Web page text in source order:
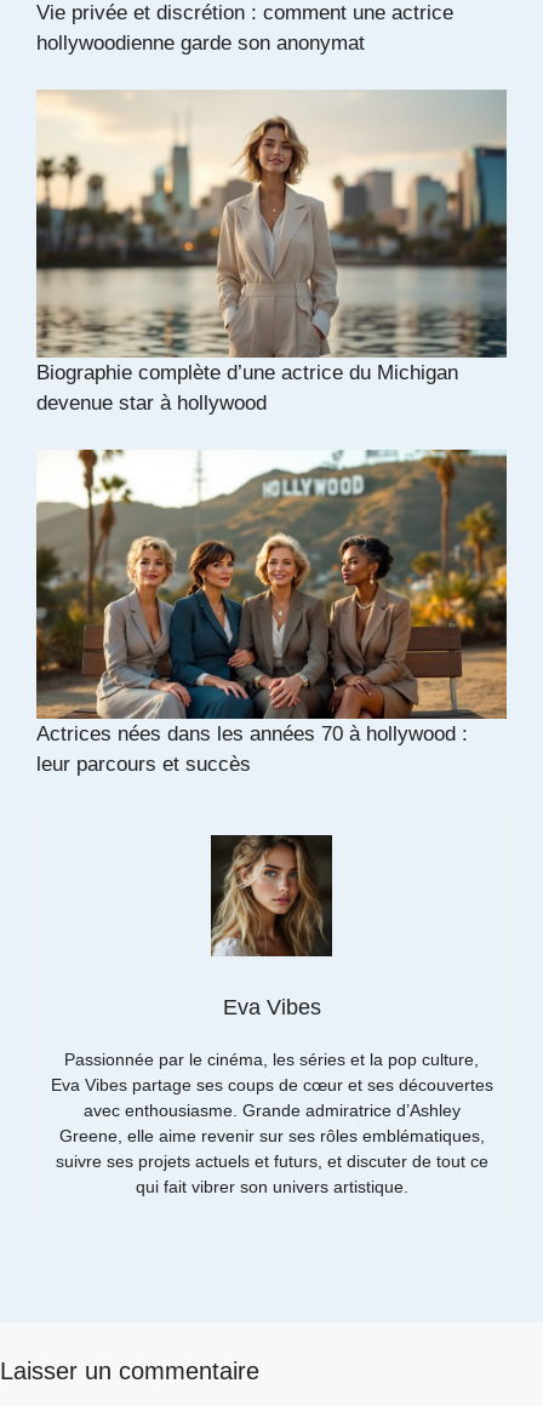
Vie privée et discrétion : comment une actrice
hollywoodienne garde son anonymat
Biographie complète d’une actrice du Michigan
devenue star à hollywood
Actrices nées dans les années 70 à hollywood :
leur parcours et succès
Eva Vibes
Passionnée par le cinéma, les séries et la pop culture,
Eva Vibes partage ses coups de cœur et ses découvertes
avec enthousiasme. Grande admiratrice d’Ashley
Greene, elle aime revenir sur ses rôles emblématiques,
suivre ses projets actuels et futurs, et discuter de tout ce
qui fait vibrer son univers artistique.
Laisser un commentaire